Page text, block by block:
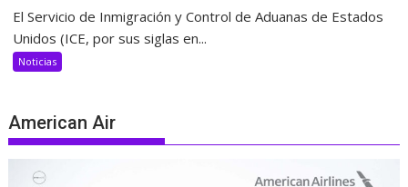
El Servicio de Inmigración y Control de Aduanas de Estados
Unidos (ICE, por sus siglas en...
Noticias
American Air